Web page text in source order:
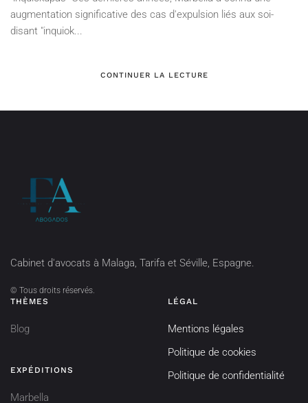
augmentation significative des cas d'expulsion liés aux soi-
disant "inquiok...
CONTINUER LA LECTURE
Cabinet d'avocats à Malaga, Tarifa et Séville, Espagne.
© Tous droits réservés.
THÈMES
Blog
EXPÉDITIONS
Marbella
LÉGAL
Mentions légales
Politique de cookies
Politique de confidentialité